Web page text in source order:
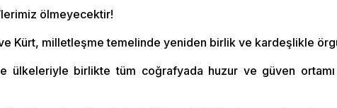
ölmeyecektir!
Kürt, milletleşme temelinde yeniden birlik ve kardeşlikle
ülkeleriyle birlikte tüm coğrafyada huzur ve güven